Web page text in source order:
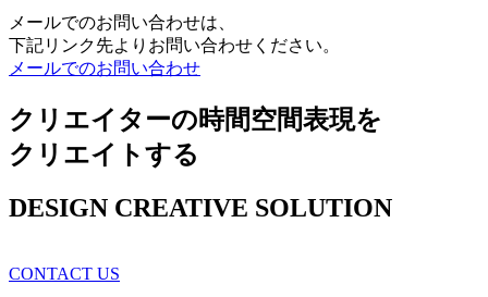
メールでのお問い合わせは、
下記リンク先よりお問い合わせください。
メールでのお問い合わせ
クリエイターの時間空間表現を
クリエイトする
DESIGN CREATIVE SOLUTION
CONTACT US